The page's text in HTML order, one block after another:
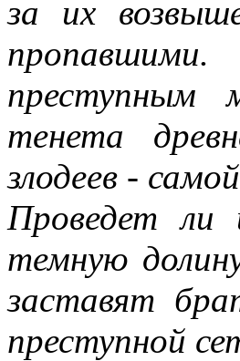
за их
преступным
тенета
злодеев -
Проведет ли
темную
заставят
преступной